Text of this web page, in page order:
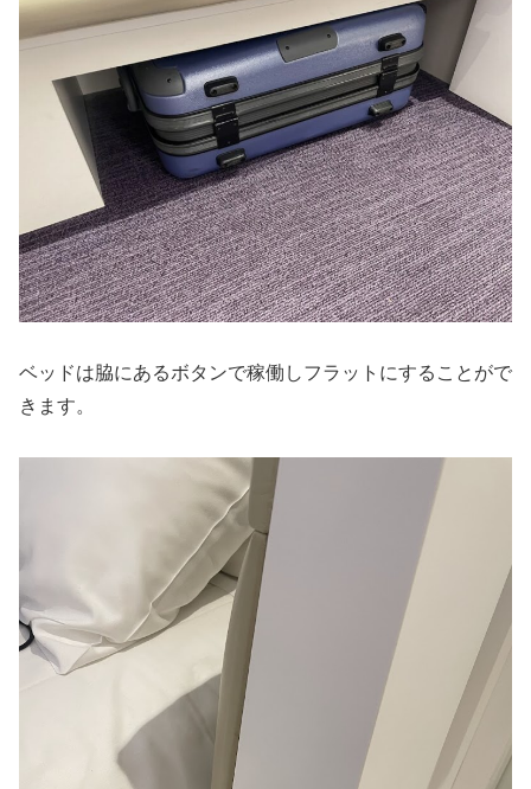
ベッドは脇にあるボタンで稼働しフラットにすることがで
きます。